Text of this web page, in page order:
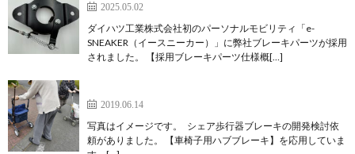
2025.05.02
ダイハツ工業株式会社初のパーソナルモビリティ「e-
SNEAKER（イースニーカー）」に弊社ブレーキパーツが採用
されました。 【採用ブレーキパーツ仕様概[…]
2019.06.14
写真はイメージです。 シェア歩行器ブレーキの開発検討依
頼がありました。 【車椅子用ハブブレーキ】を応用していま